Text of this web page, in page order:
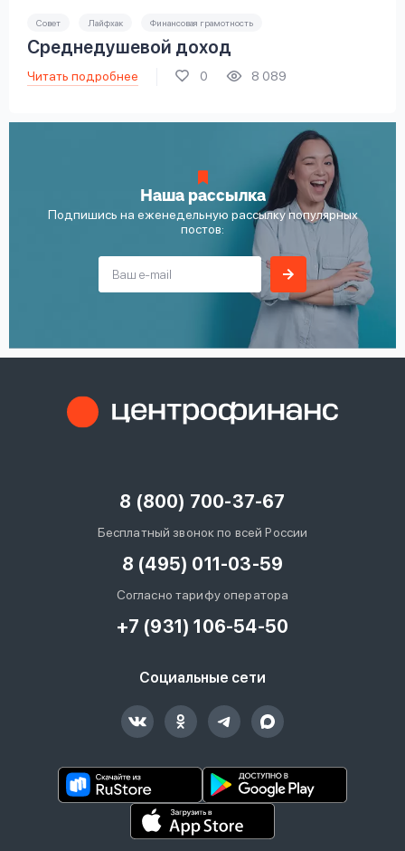
Совет Лайфхак Финансовая грамотность
Среднедушевой доход
Читать подробнее 0 8 089
Наша рассылка
Подпишись на еженедельную рассылку популярных
постов:
8 (800) 700-37-67
Бесплатный звонок по всей России
8 (495) 011-03-59
Согласно тарифу оператора
+7 (931) 106-54-50
Социальные сети